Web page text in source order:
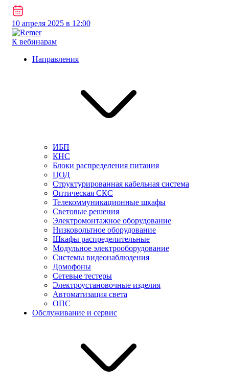
10 апреля 2025 в 12:00
К вебинарам
Направления
ИБП
КНС
Блоки распределения питания
ЦОД
Структурированная кабельная система
Оптическая СКС
Телекоммуникационные шкафы
Световые решения
Электромонтажное оборудование
Низковольтное оборудование
Шкафы распределительные
Модульное электрооборудование
Системы видеонаблюдения
Домофоны
Сетевые тестеры
Электроустановочные изделия
Автоматизация света
ОПС
Обслуживание и сервис